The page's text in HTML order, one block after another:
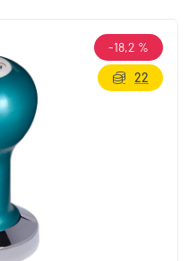
-18,2 %
22